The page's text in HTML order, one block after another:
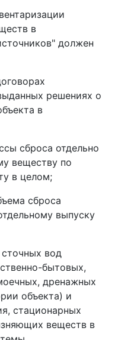
в
должен
решениях о
в
сброса отдельно
веществу по
в целом;
сброса
выпуску
вод
бытовых,
дренажных
объекта) и
стационарных
веществ в